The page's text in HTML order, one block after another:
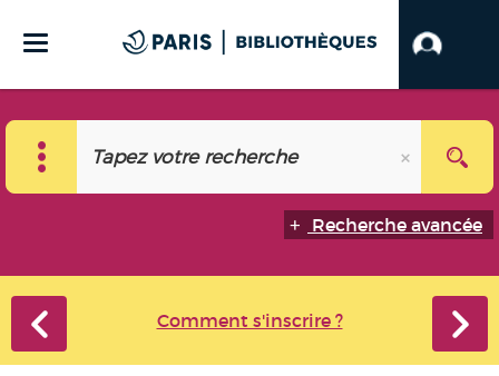
Recherche avancée
Comment s'inscrire ?